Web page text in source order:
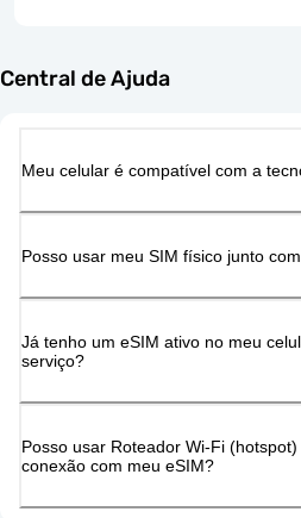
Central de Ajuda
Meu celular é compatível com a
Posso usar meu SIM físico junto
Já tenho um eSIM ativo no meu
serviço?
Posso usar Roteador Wi-Fi
conexão com meu eSIM?